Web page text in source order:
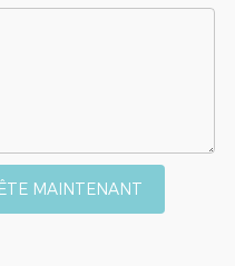
MAINTENANT